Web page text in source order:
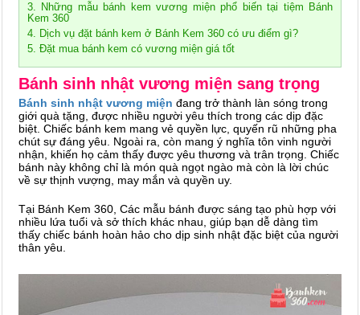
3. Những mẫu bánh kem vương miện phổ biến tại tiệm Bánh
Kem 360
4. Dịch vụ đặt bánh kem ở Bánh Kem 360 có ưu điểm gì?
5. Đặt mua bánh kem có vương miện giá tốt
Bánh sinh nhật vương miện sang trọng
Bánh sinh nhật vương miện đang trở thành làn sóng trong
giới quà tặng, được nhiều người yêu thích trong các dịp đặc
biệt. Chiếc bánh kem mang vẻ quyền lực, quyến rũ những pha
chút sự đáng yêu. Ngoài ra, còn mang ý nghĩa tôn vinh người
nhận, khiến họ cảm thấy được yêu thương và trân trọng. Chiếc
bánh này không chỉ là món quà ngọt ngào mà còn là lời chúc
về sự thịnh vượng, may mắn và quyền uy.
Tại Bánh Kem 360, Các mẫu bánh được sáng tạo phù hợp với
nhiều lứa tuổi và sở thích khác nhau, giúp bạn dễ dàng tìm
thấy chiếc bánh hoàn hảo cho dịp sinh nhật đặc biệt của người
thân yêu.